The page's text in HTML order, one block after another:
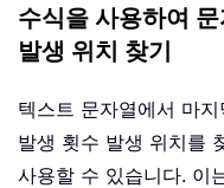
수식을 사용하여
발생 위치 찾기
텍스트 문자열에서 마
발생 횟수 발생 위치를
사용할 수 있습니다. 이